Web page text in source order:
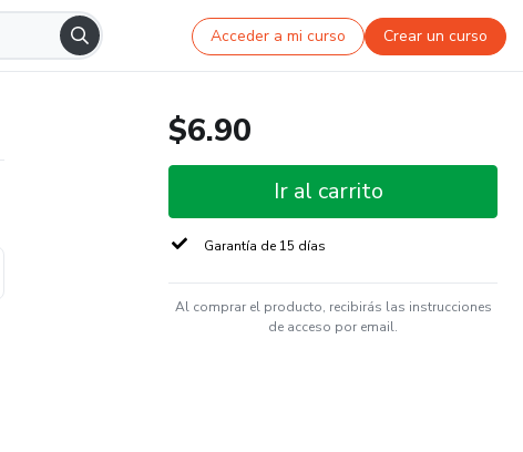
Acceder a mi curso Crear un curso
$6.90
Ir al carrito
Garantía de 15 días
Al comprar el producto, recibirás las instrucciones
de acceso por email.